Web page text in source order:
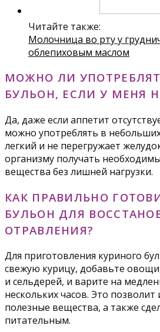
Читайте также:
Молочница во рту у
облепиховым маслом
МОЖНО ЛИ
БУЛЬОН, ЕСЛИ У МЕНЯ
Да, даже если аппетит
можно употреблять в
легкий и не перегружает
организму получать
вещества без лишней нагрузки.
КАК ПРАВИЛЬНО
БУЛЬОН ДЛЯ
ОТРАВЛЕНИЯ?
Для приготовления куриного
свежую курицу, добавьте
и сельдерей, и варите на
нескольких часов. Это позволит
полезные вещества, а также
питательным.